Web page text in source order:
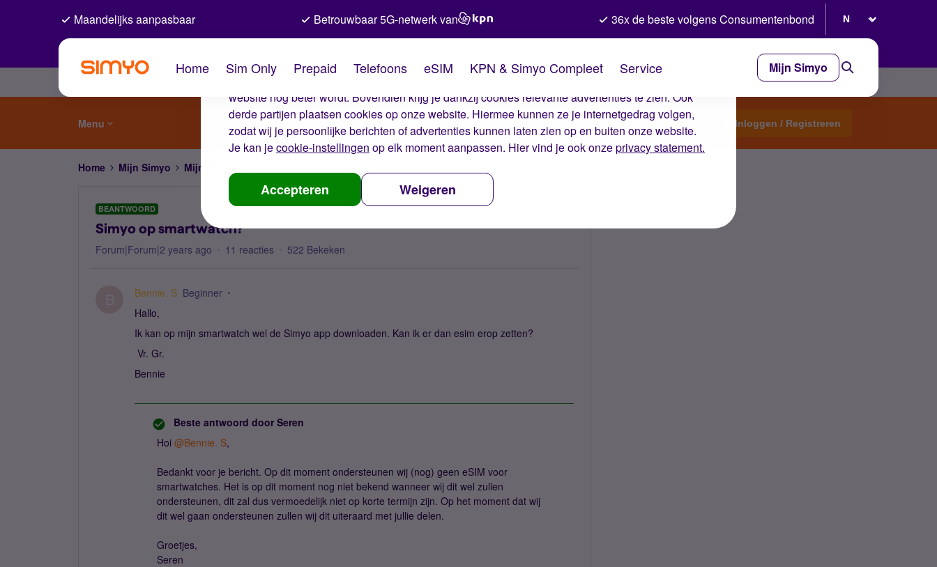
De cookies van Simyo
Wij gebruiken cookies op onze website. Met deze cookies zorgen wij ervoor dat je ervaring op de
website nog beter wordt. Bovendien krijg je dankzij cookies relevante advertenties te zien. Ook
derde partijen plaatsen cookies op onze website. Hiermee kunnen ze je internetgedrag volgen,
zodat wij je persoonlijke berichten of advertenties kunnen laten zien op en buiten onze website.
Je kan jecookie-instellingen op elk moment aanpassen. Hier vind je ook onzeprivacy statement.
Accepteren Weigeren
Maandelijks aanpasbaar Betrouwbaar 5G-netwerk van 36x de beste volgens Consumentenbond
Home Sim Only Prepaid Telefoons eSIM KPN & Simyo Compleet Service Mijn Simyo
Menu Start een topic Inloggen / Registreren
Home Mijn Simyo Mijn Simyo app
BEANTWOORD
Simyo op smartwatch?
Forum|Forum|2 years ago 11 reacties 522 Bekeken
Bennie. S Beginner
Hallo,
Ik kan op mijn smartwatch wel de Simyo app downloaden. Kan ik er dan esim erop zetten?
Vr. Gr.
Bennie
Beste antwoord door Seren
Hoi @Bennie. S,
Bedankt voor je bericht. Op dit moment ondersteunen wij (nog) geen eSIM voor
smartwatches. Het is op dit moment nog niet bekend wanneer wij dit wel zullen
ondersteunen, dit zal dus vermoedelijk niet op korte termijn zijn. Op het moment dat wij
dit wel gaan ondersteunen zullen wij dit uiteraard met jullie delen.
Groetjes,
Seren